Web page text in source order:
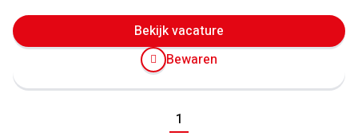
Bekijk vacature
Bewaren
Vorige
1